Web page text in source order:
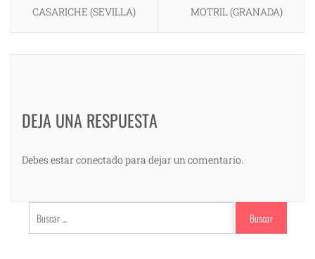
CASARICHE (SEVILLA)
MOTRIL (GRANADA)
DEJA UNA RESPUESTA
Debes estar conectado para dejar un comentario.
Buscar: